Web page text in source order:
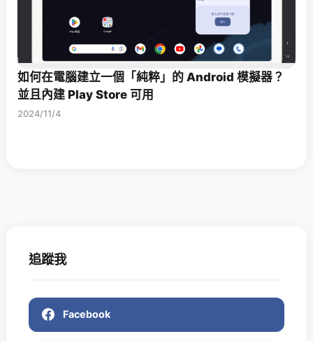
如何在電腦建立一個「純粹」的 Android 模擬器？
並且內建 Play Store 可用
2024/11/4
追蹤我
Facebook